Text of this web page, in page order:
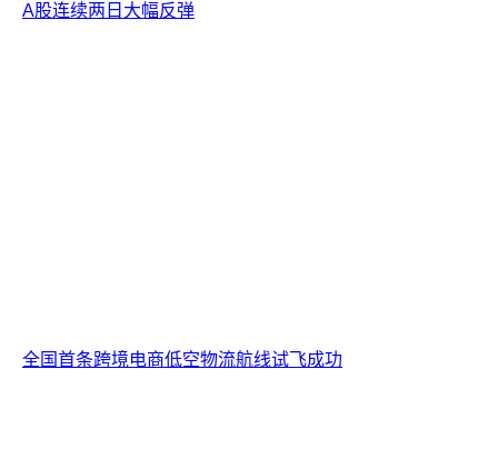
A股连续两日大幅反弹
全国首条跨境电商低空物流航线试飞成功